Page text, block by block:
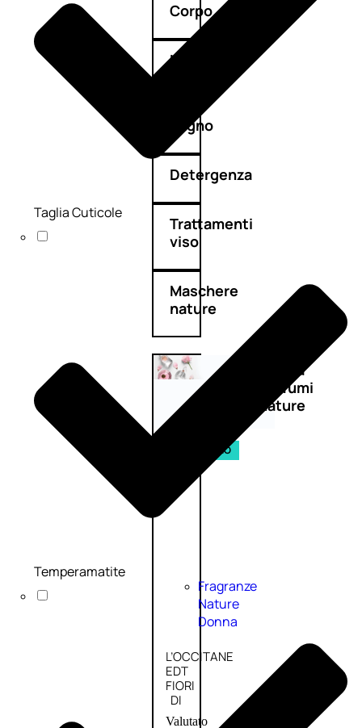
Corpo
Mani
Bagno
Detergenza
Trattamenti
viso
Maschere
nature
Novità
profumi
nature
PROMO
Fragranze
Nature
Donna
L’OCCITANE
EDT
FIORI
DI
Valutato
Taglia Cuticole
Temperamatite